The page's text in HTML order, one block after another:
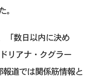
「数日以内に決め
リアナ・クグラー
道では関係筋情報と